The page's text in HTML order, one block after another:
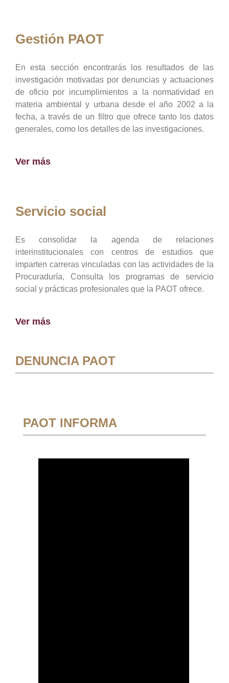
Gestión PAOT
En esta sección encontrarás los resultados de las
investigación motivadas por denuncias y actuaciones
de oficio por incumplimientos a la normatividad en
materia ambiental y urbana desde el año 2002 a la
fecha, a través de un filtro que ofrece tanto los datos
generales, como los detalles de las investigaciones.
Ver más
Servicio social
Es consolidar la agenda de relaciones
interinstitucionales con centros de estudios que
imparten carreras vinculadas con las actividades de la
Procuraduría, Consulta los programas de servicio
social y prácticas profesionales que la PAOT ofrece.
Ver más
DENUNCIA PAOT
PAOT INFORMA